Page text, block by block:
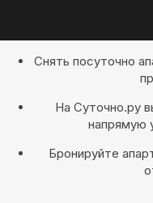
Снять посуточно
На Суточно.ру
напрямую
Бронируйте